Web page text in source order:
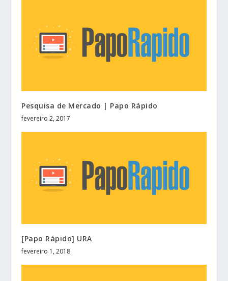
Pesquisa de Mercado | Papo Rápido
fevereiro 2, 2017
[Papo Rápido] URA
fevereiro 1, 2018